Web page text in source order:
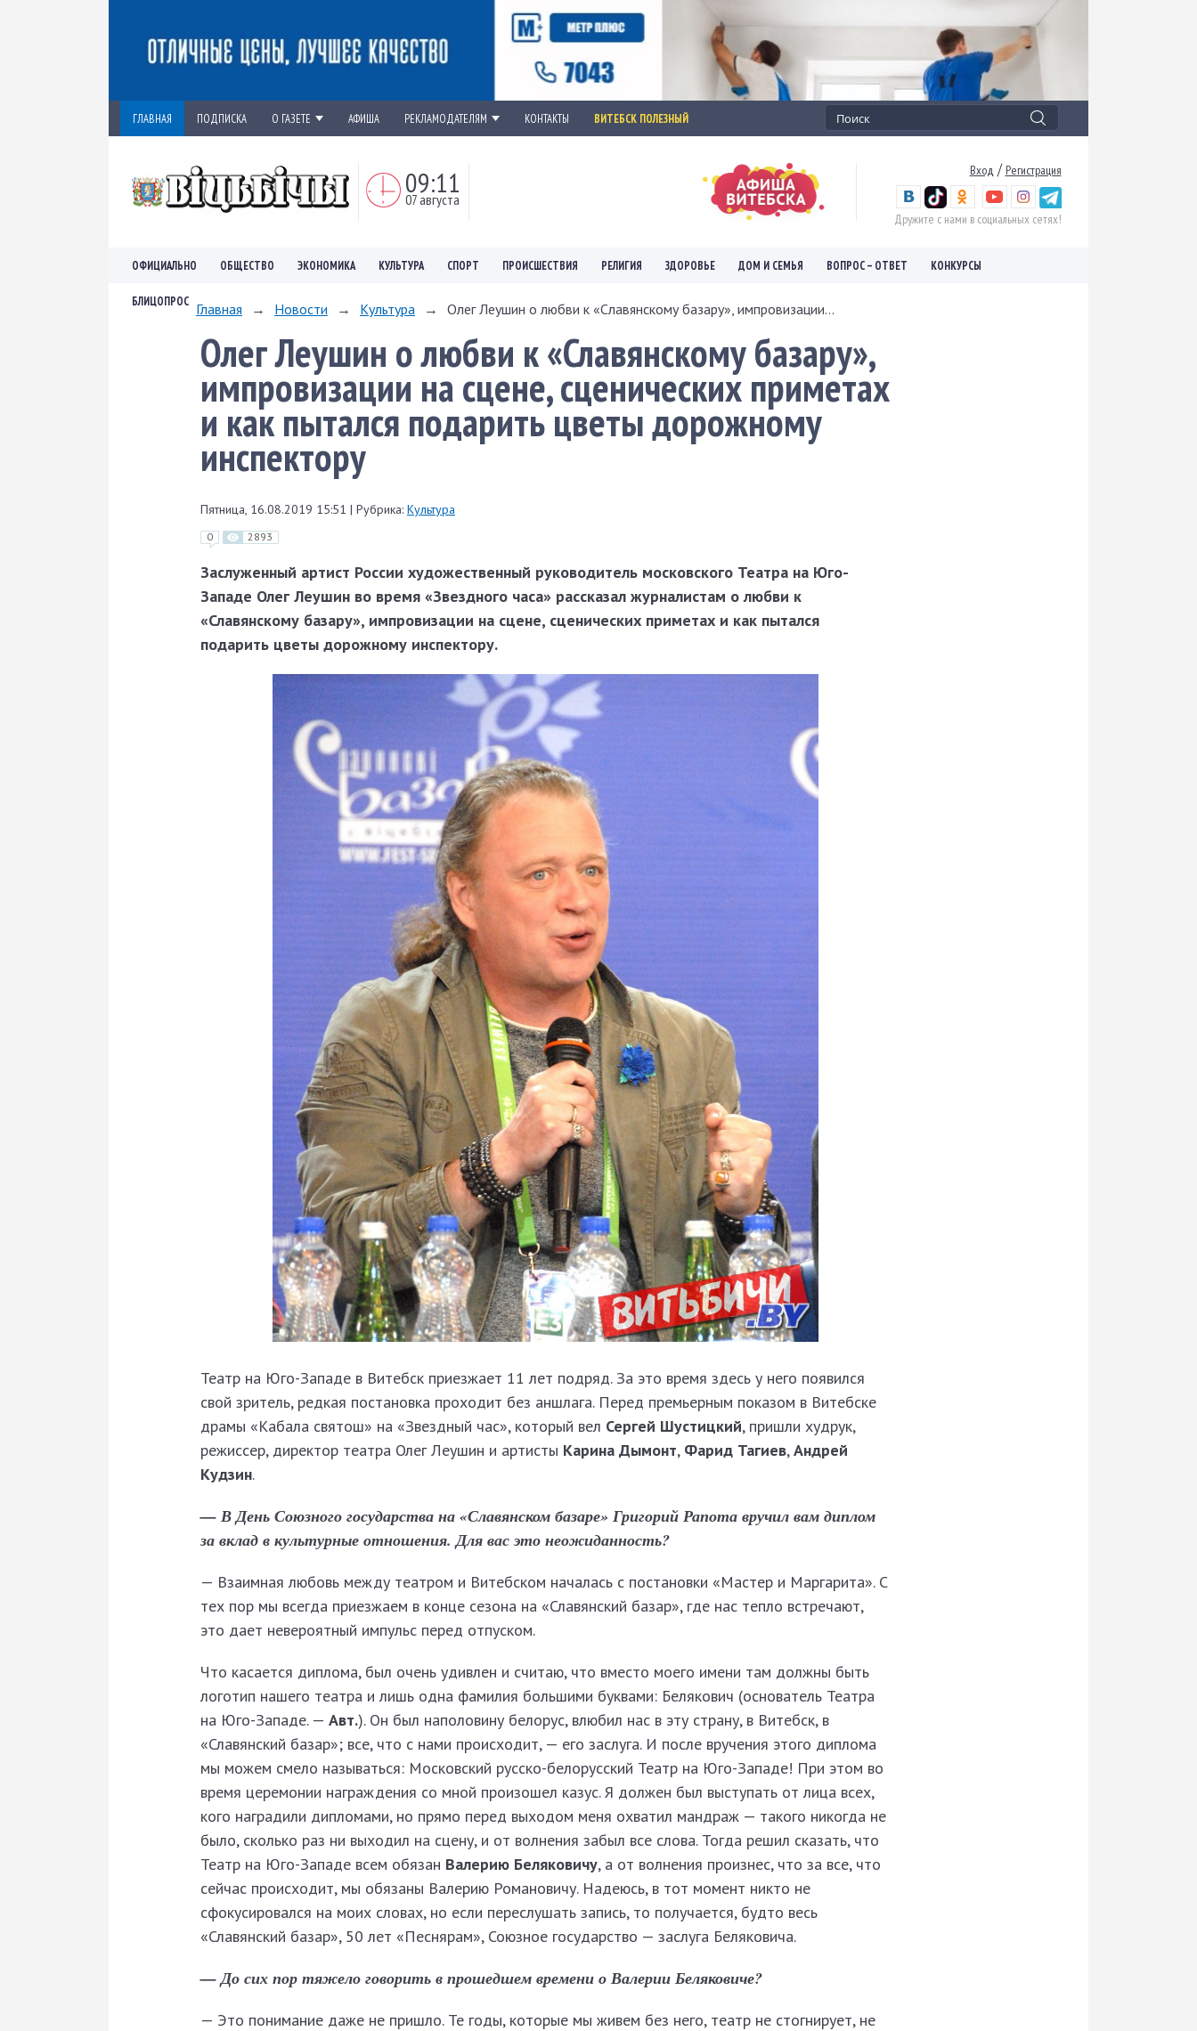
ГЛАВНАЯ ПОДПИСКА О ГАЗЕТЕ АФИША РЕКЛАМОДАТЕЛЯМ КОНТАКТЫ ВИТЕБСК ПОЛЕЗНЫЙ
09:11
07 августа
Вход / Регистрация
Дружите с нами в социальных сетях!
ОФИЦИАЛЬНО ОБЩЕСТВО ЭКОНОМИКА КУЛЬТУРА СПОРТ ПРОИСШЕСТВИЯ РЕЛИГИЯ ЗДОРОВЬЕ ДОМ И СЕМЬЯ ВОПРОС – ОТВЕТ КОНКУРСЫ
БЛИЦОПРОС Главная → Новости → Культура → Олег Леушин о любви к «Славянскому базару», импровизации...
Олег Леушин о любви к «Славянскому базару»,
импровизации на сцене, сценических приметах
и как пытался подарить цветы дорожному
инспектору
Пятница, 16.08.2019 15:51 | Рубрика: Культура
0 2893
Заслуженный артист России художественный руководитель московского Театра на Юго-
Западе Олег Леушин во время «Звездного часа» рассказал журналистам о любви к
«Славянскому базару», импровизации на сцене, сценических приметах и как пытался
подарить цветы дорожному инспектору.
Театр на Юго-Западе в Витебск приезжает 11 лет подряд. За это время здесь у него появился
свой зритель, редкая постановка проходит без аншлага. Перед премьерным показом в Витебске
драмы «Кабала святош» на «Звездный час», который вел Сергей Шустицкий, пришли худрук,
режиссер, директор театра Олег Леушин и артисты Карина Дымонт, Фарид Тагиев,Андрей
Кудзин.
— В День Союзного государства на «Славянском базаре» Григорий Рапота вручил вам диплом
за вклад в культурные отношения. Для вас это неожиданность?
— Взаимная любовь между театром и Витебском началась с постановки «Мастер и Маргарита». С
тех пор мы всегда приезжаем в конце сезона на «Славянский базар», где нас тепло встречают,
это дает невероятный импульс перед отпуском.
Что касается диплома, был очень удивлен и считаю, что вместо моего имени там должны быть
логотип нашего театра и лишь одна фамилия большими буквами: Белякович (основатель Театра
на Юго-Западе. — Авт.). Он был наполовину белорус, влюбил нас в эту страну, в Витебск, в
«Славянский базар»; все, что с нами происходит, — его заслуга. И после вручения этого диплома
мы можем смело называться: Москов­ский русско-белорусский Театр на Юго-Западе! При этом во
время церемонии награждения со мной произошел казус. Я должен был выступать от лица всех,
кого наградили дипломами, но прямо перед выходом меня охватил мандраж — такого никогда не
было, сколько раз ни выходил на сцену, и от волнения забыл все слова. Тогда решил сказать, что
Театр на Юго-Западе всем обязан Валерию Беляковичу, а от волнения произнес, что за все, что
сейчас происходит, мы обязаны Валерию Романовичу. Надеюсь, в тот момент никто не
сфокусировался на моих словах, но если переслушать запись, то получается, будто весь
«Славянский базар», 50 лет «Песнярам», Союзное государство — заслуга Беляковича.
— До сих пор тяжело говорить в прошедшем времени о Валерии Беляковиче?
— Это понимание даже не пришло. Те годы, которые мы живем без него, театр не стогнирует, не